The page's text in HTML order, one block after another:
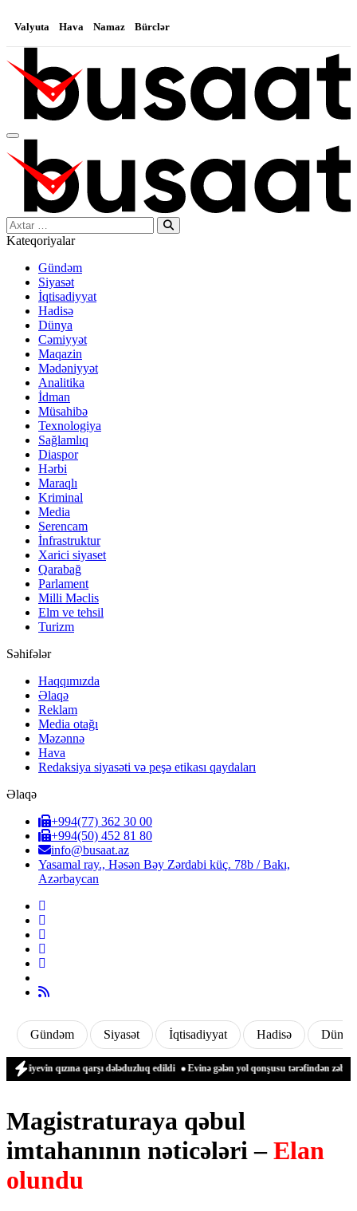
Valyuta Hava Namaz Bürclər
Search…
Kateqoriyalar
Gündəm
Siyasət
İqtisadiyyat
Hadisə
Dünya
Cəmiyyət
Maqazin
Mədəniyyət
Analitika
İdman
Müsahibə
Texnologiya
Sağlamlıq
Diaspor
Hərbi
Maraqlı
Kriminal
Media
Serencam
İnfrastruktur
Xarici siyaset
Qarabağ
Parlament
Milli Məclis
Elm ve tehsil
Turizm
Səhifələr
Haqqımızda
Əlaqə
Reklam
Media otağı
Məzənnə
Hava
Redaksiya siyasəti və peşə etikası qaydaları
Əlaqə
+994(77) 362 30 00
+994(50) 452 81 80
info@busaat.az
Yasamal ray., Həsən Bəy Zərdabi küç. 78b / Bakı,
Azərbaycan
Gündəm Siyasət İqtisadiyyat Hadisə Dünya
qızına qarşı dələduzluq edildi Evinə gələn yol qonşusu tərəfindən zəbt
Magistraturaya qəbul
imtahanının nəticələri –Elan
olundu